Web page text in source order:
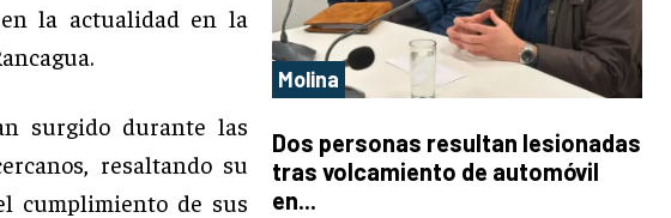
la actualidad en la
surgido durante las
resaltando su
cumplimiento de sus
Molina
Dos personas resultan lesionadas
tras volcamiento de automóvil
en...